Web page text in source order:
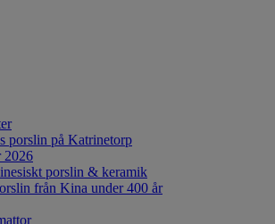
porslin på Katrinetorp
2026
porslin & keramik
från Kina under 400 år